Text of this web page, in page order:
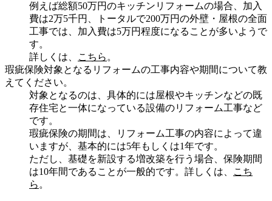
例えば総額50万円のキッチンリフォームの場合、加入
費は2万5千円、トータルで200万円の外壁・屋根の全面
工事では、加入費は5万円程度になることが多いようで
す。
詳しくは、
こちら 。
瑕疵保険対象となるリフォームの工事内容や期間について教
えてください。
対象となるのは、具体的には屋根やキッチンなどの既
存住宅と一体になっている設備のリフォーム工事など
です。
瑕疵保険の期間は、リフォーム工事の内容によって違
いますが、基本的には5年もしくは1年です。
ただし、基礎を新設する増改築を行う場合、保険期間
は10年間であることが一般的です。詳しくは、
こち
ら 。